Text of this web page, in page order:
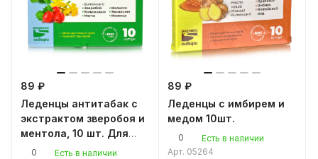
89 ₽
Леденцы антитабак с
экстрактом зверобоя и
ментола, 10 шт. Для
все, кто бросает курить
0
Есть в наличии
89 ₽
Леденцы с имбирем и
медом 10шт.
0
Есть в наличии
Арт. 05264